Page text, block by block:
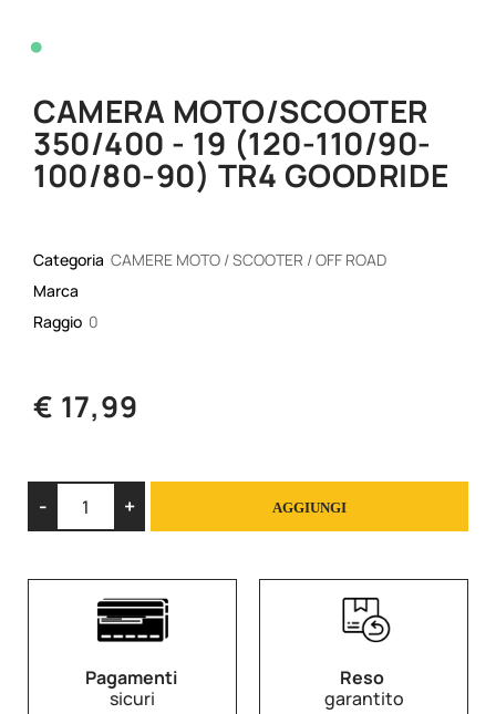
•
CAMERA MOTO/SCOOTER
350/400 - 19 (120-110/90-
100/80-90) TR4 GOODRIDE
Categoria CAMERE MOTO / SCOOTER / OFF ROAD
Marca
Raggio 0
€ 17,99
AGGIUNGI
Pagamenti
sicuri
Reso
garantito